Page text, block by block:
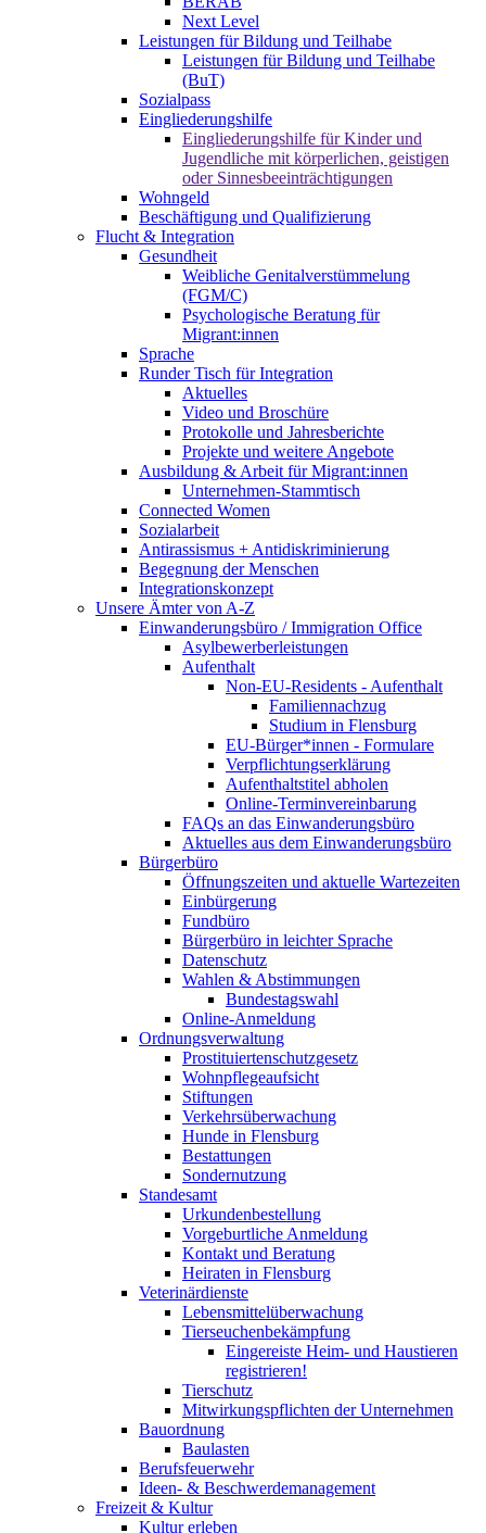
Next Level
Leistungen für Bildung und Teilhabe
Leistungen für Bildung und Teilhabe
(BuT)
Sozialpass
Eingliederungshilfe
Eingliederungshilfe für Kinder und
Jugendliche mit körperlichen, geistigen
oder Sinnesbeeinträchtigungen
Wohngeld
Beschäftigung und Qualifizierung
Flucht & Integration
Gesundheit
Weibliche Genitalverstümmelung
(FGM/C)
Psychologische Beratung für
Migrant:innen
Sprache
Runder Tisch für Integration
Aktuelles
Video und Broschüre
Protokolle und Jahresberichte
Projekte und weitere Angebote
Ausbildung & Arbeit für Migrant:innen
Unternehmen-Stammtisch
Connected Women
Sozialarbeit
Antirassismus + Antidiskriminierung
Begegnung der Menschen
Integrationskonzept
Unsere Ämter von A-Z
Einwanderungsbüro / Immigration Office
Asylbewerberleistungen
Aufenthalt
Non-EU-Residents - Aufenthalt
Familiennachzug
Studium in Flensburg
EU-Bürger*innen - Formulare
Verpflichtungserklärung
Aufenthaltstitel abholen
Online-Terminvereinbarung
FAQs an das Einwanderungsbüro
Aktuelles aus dem Einwanderungsbüro
Bürgerbüro
Öffnungszeiten und aktuelle Wartezeiten
Einbürgerung
Fundbüro
Bürgerbüro in leichter Sprache
Datenschutz
Wahlen & Abstimmungen
Bundestagswahl
Online-Anmeldung
Ordnungsverwaltung
Prostituiertenschutzgesetz
Wohnpflegeaufsicht
Stiftungen
Verkehrsüberwachung
Hunde in Flensburg
Bestattungen
Sondernutzung
Standesamt
Urkundenbestellung
Vorgeburtliche Anmeldung
Kontakt und Beratung
Heiraten in Flensburg
Veterinärdienste
Lebensmittelüberwachung
Tierseuchenbekämpfung
Eingereiste Heim- und Haustieren
registrieren!
Tierschutz
Mitwirkungspflichten der Unternehmen
Bauordnung
Baulasten
Berufsfeuerwehr
Ideen- & Beschwerdemanagement
Freizeit & Kultur
Kultur erleben